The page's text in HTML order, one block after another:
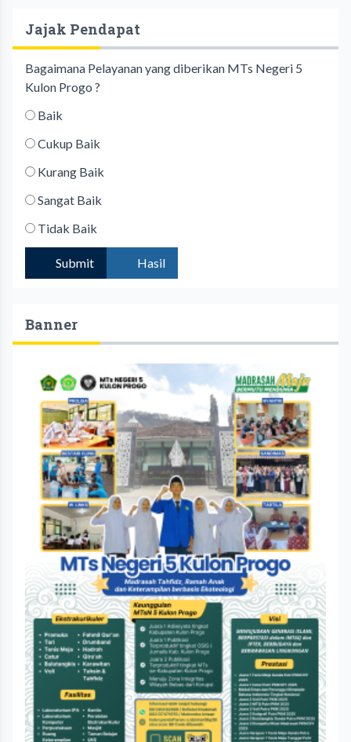
Jajak Pendapat
Bagaimana Pelayanan yang diberikan MTs Negeri 5
Kulon Progo ?
Baik
Cukup Baik
Kurang Baik
Sangat Baik
Tidak Baik
Submit Hasil
Banner